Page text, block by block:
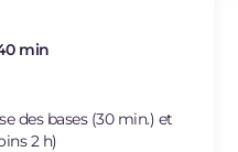
min
des bases (30 min.) et
2 h)